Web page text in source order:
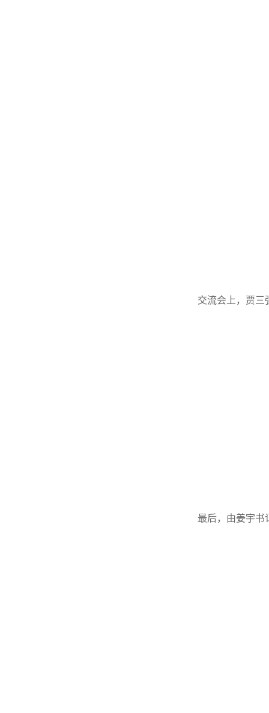
交流会上，贾三
最后，由姜宇